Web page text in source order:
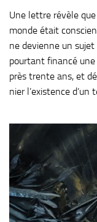
Une lettre révèle
monde était
ne devienne un
pourtant financé
près trente ans, et
nier l’existence d’un